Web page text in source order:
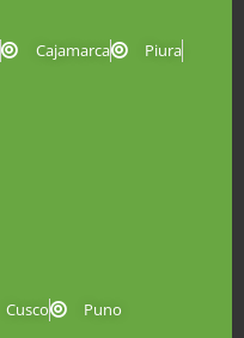
Cajamarca
Piura
Cusco Puno